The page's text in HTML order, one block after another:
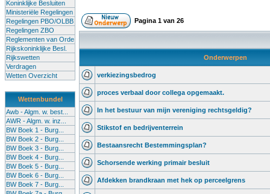
Koninklijke Besluiten
Ministeriële Regelingen
Regelingen PBO/OLBB
Regelingen ZBO
Reglementen van Orde
Rijkskoninklijke Besl.
Rijkswetten
Verdragen
Wetten Overzicht
Wettenbundel
Awb - Algm. w. best...
AWR - Algm. w. inz...
BW Boek 1 - Burg...
BW Boek 2 - Burg...
BW Boek 3 - Burg...
BW Boek 4 - Burg...
BW Boek 5 - Burg...
BW Boek 6 - Burg...
BW Boek 7 - Burg...
Pagina 1 van 26
Onderwerpen
verkiezingsbedrog
proces verbaal door collega opgemaakt.
In het bestuur van mijn vereniging rechtsgeldig?
Stikstof en bedrijventerrein
Bestaansrecht Bestemmingsplan?
Schorsende werking primair besluit
Afdekken brandkraan met hek op perceelgrens